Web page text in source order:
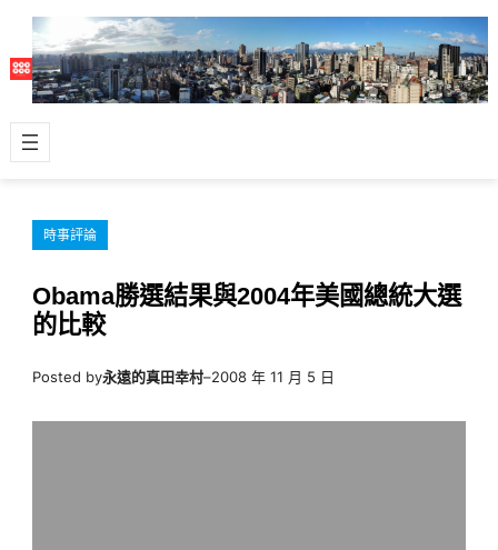
主
容
時事評論
Obama勝選結果與2004年美國總統大選
的比較
Posted by永遠的真田幸村–2008 年 11 月 5 日